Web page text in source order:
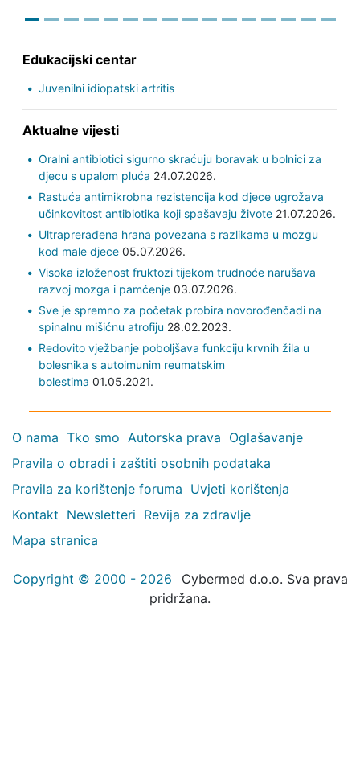
Edukacijski centar
Juvenilni idiopatski artritis
Aktualne vijesti
Oralni antibiotici sigurno skraćuju boravak u bolnici za
djecu s upalom pluća 24.07.2026.
Rastuća antimikrobna rezistencija kod djece ugrožava
učinkovitost antibiotika koji spašavaju živote21.07.2026.
Ultraprerađena hrana povezana s razlikama u mozgu
kod male djece05.07.2026.
Visoka izloženost fruktozi tijekom trudnoće narušava
razvoj mozga i pamćenje03.07.2026.
Sve je spremno za početak probira novorođenčadi na
spinalnu mišićnu atrofiju 28.02.2023.
Redovito vježbanje poboljšava funkciju krvnih žila u
bolesnika s autoimunim reumatskim
bolestima 01.05.2021.
O nama Tko smo Autorska prava Oglašavanje
Pravila o obradi i zaštiti osobnih podataka
Pravila za korištenje foruma Uvjeti korištenja
Kontakt Newsletteri Revija za zdravlje
Mapa stranica
Copyright © 2000 - 2026
Cybermed d.o.o. Sva prava
pridržana.